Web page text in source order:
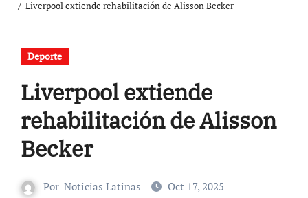
Liverpool extiende rehabilitación de Alisson Becker
Deporte
Liverpool extiende
rehabilitación de Alisson
Becker
Por Noticias Latinas Oct 17, 2025